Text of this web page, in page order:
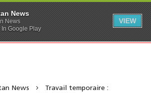
News
Travail temporaire :
News
News
In Google Play
VIEW